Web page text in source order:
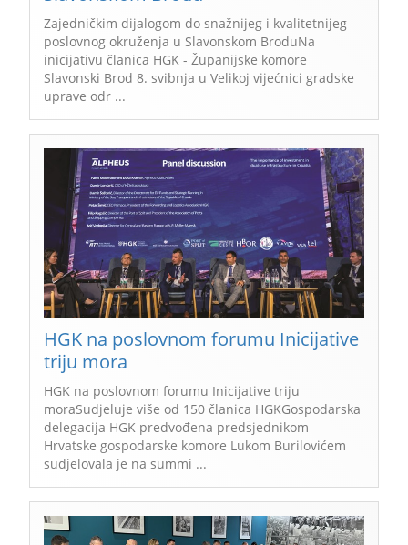
Zajedničkim dijalogom do snažnijeg i kvalitetnijeg
poslovnog okruženja u Slavonskom BroduNa
inicijativu članica HGK - Županijske komore
Slavonski Brod 8. svibnja u Velikoj vijećnici gradske
uprave odr ...
HGK na poslovnom forumu Inicijative
triju mora
HGK na poslovnom forumu Inicijative triju
moraSudjeluje više od 150 članica HGKGospodarska
delegacija HGK predvođena predsjednikom
Hrvatske gospodarske komore Lukom Burilovićem
sudjelovala je na summi ...